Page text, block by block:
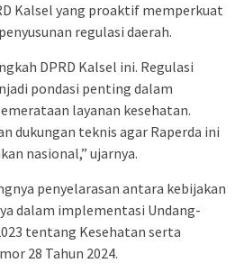
Kalsel yang proaktif memperkuat
regulasi daerah.
DPRD Kalsel ini. Regulasi
pondasi penting dalam
layanan kesehatan.
dukungan teknis agar Raperda ini
nasional,” ujarnya.
penyelarasan antara kebijakan
dalam implementasi Undang-
tentang Kesehatan serta
28 Tahun 2024.